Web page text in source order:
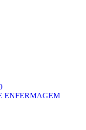
ENFERMAGEM